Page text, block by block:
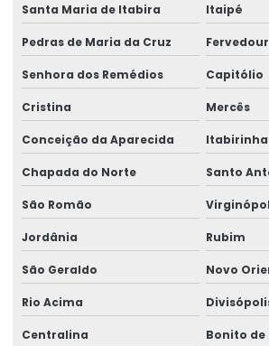
Santa Maria de Itabira Itaipé
Pedras de Maria da Cruz
Senhora dos Remédios Capitólio
Cristina Mercês
Conceição da Aparecida Itabirinha
Chapada do Norte Santo
São Romão
Jordânia Rubim
São Geraldo Novo
Rio Acima
Centralina Bonito de